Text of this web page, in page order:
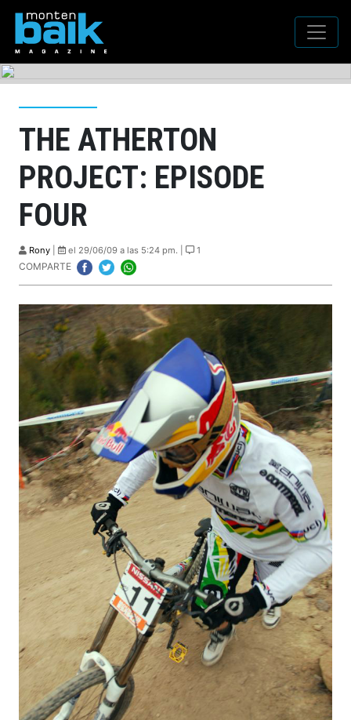
THE ATHERTON
PROJECT: EPISODE
FOUR
Rony el 29/06/09 a las 5:24 pm. | 1
COMPARTE